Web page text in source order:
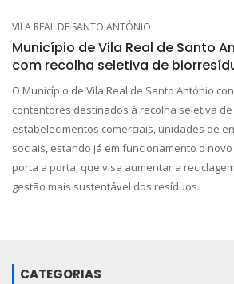
VILA REAL DE SANTO ANTÓNIO
Município de Vila Real de Santo
com recolha seletiva de
O Município de Vila Real de Santo António
contentores destinados à recolha seletiva
estabelecimentos comerciais, unidades de
sociais, estando já em funcionamento o
porta a porta, que visa aumentar a
gestão mais sustentável dos resíduos.
CATEGORIAS